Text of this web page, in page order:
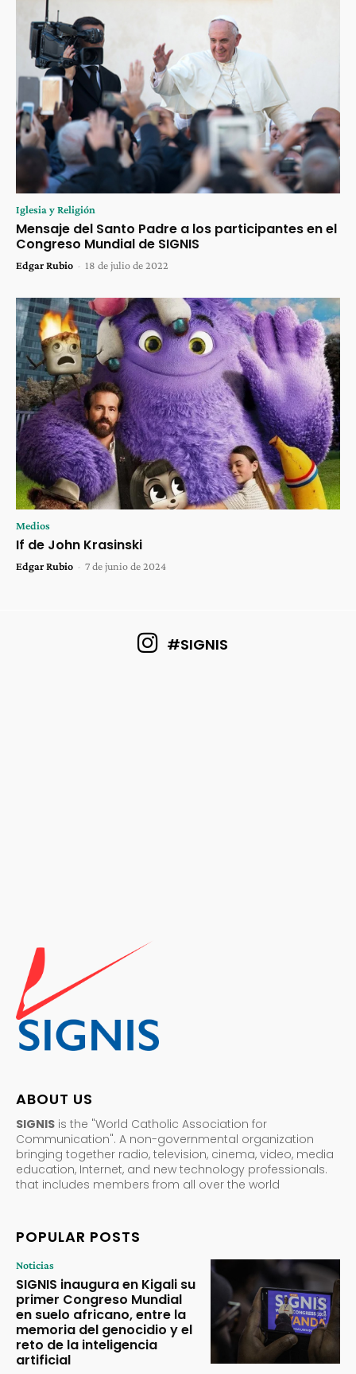
Iglesia y Religión
Mensaje del Santo Padre a los participantes en el
Congreso Mundial de SIGNIS
Edgar Rubio - 18 de julio de 2022
Medios
If de John Krasinski
Edgar Rubio - 7 de junio de 2024
#SIGNIS
ABOUT US
SIGNIS is the "World Catholic Association for
Communication". A non-governmental organization
bringing together radio, television, cinema, video, media
education, Internet, and new technology professionals.
that includes members from all over the world
POPULAR POSTS
Noticias
SIGNIS inaugura en Kigali su
primer Congreso Mundial
en suelo africano, entre la
memoria del genocidio y el
reto de la inteligencia
artificial